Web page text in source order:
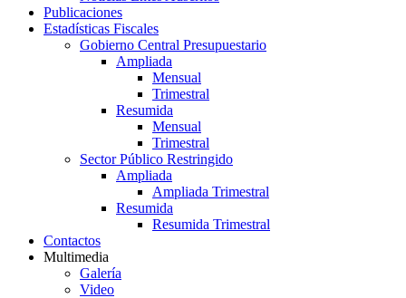
Publicaciones
Estadísticas Fiscales
Gobierno Central Presupuestario
Ampliada
Mensual
Trimestral
Resumida
Mensual
Trimestral
Sector Público Restringido
Ampliada
Ampliada Trimestral
Resumida
Resumida Trimestral
Contactos
Multimedia
Galería
Video